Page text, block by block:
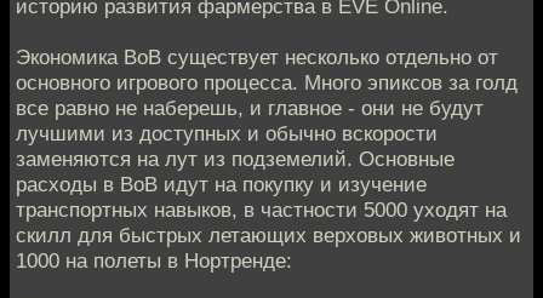
историю развития фармерства в EVE Online.
Экономика ВоВ существует несколько отдельно от
основного игрового процесса. Много эпиксов за голд
все равно не наберешь, и главное - они не будут
лучшими из доступных и обычно вскорости
заменяются на лут из подземелий. Основные
расходы в ВоВ идут на покупку и изучение
транспортных навыков, в частности 5000 уходят на
скилл для быстрых летающих верховых животных и
1000 на полеты в Нортренде: